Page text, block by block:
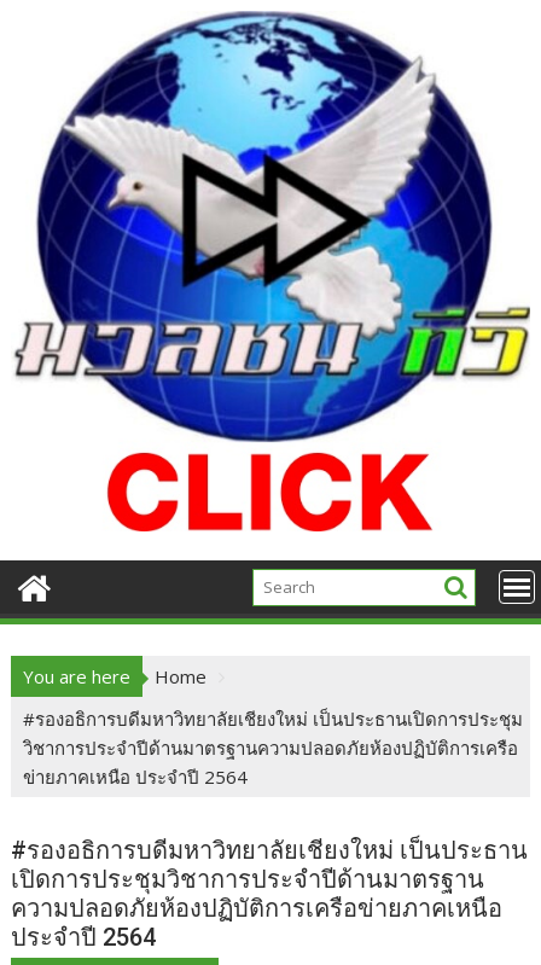
You are here
Home
#รองอธิการบดีมหาวิทยาลัยเชียงใหม่ เป็นประธานเปิดการประชุม
วิชาการประจำปีด้านมาตรฐานความปลอดภัยห้องปฏิบัติการเครือ
ข่ายภาคเหนือ ประจำปี 2564
#รองอธิการบดีมหาวิทยาลัยเชียงใหม่ เป็นประธาน
เปิดการประชุมวิชาการประจำปีด้านมาตรฐาน
ความปลอดภัยห้องปฏิบัติการเครือข่ายภาคเหนือ
ประจำปี 2564